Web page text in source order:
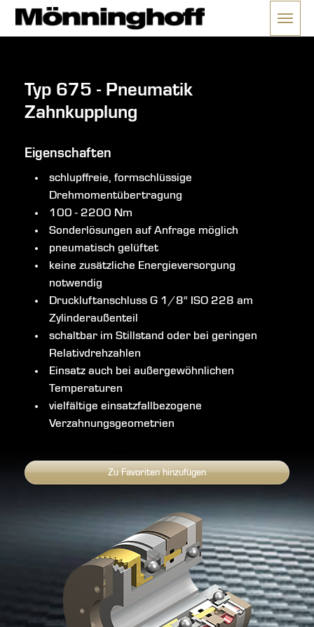
Menü
Typ 675 - Pneumatik
Zahnkupplung
Eigenschaften
schlupffreie, formschlüssige
Drehmomentübertragung
100 - 2200 Nm
Sonderlösungen auf Anfrage möglich
pneumatisch gelüftet
keine zusätzliche Energieversorgung
notwendig
Druckluftanschluss G 1/8“ ISO 228 am
Zylinderaußenteil
schaltbar im Stillstand oder bei geringen
Relativdrehzahlen
Einsatz auch bei außergewöhnlichen
Temperaturen
vielfältige einsatzfallbezogene
Verzahnungsgeometrien
Zu Favoriten hinzufügen